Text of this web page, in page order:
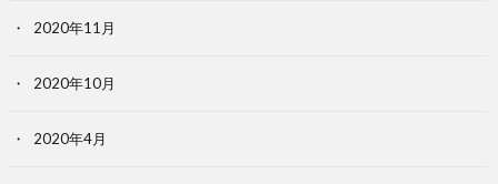
2020年11月
2020年10月
2020年4月